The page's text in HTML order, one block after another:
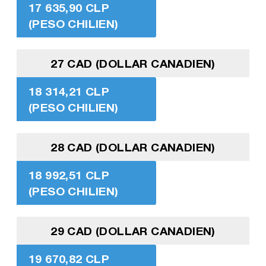
17 635,90 CLP
(PESO CHILIEN)
27 CAD (DOLLAR CANADIEN)
18 314,21 CLP
(PESO CHILIEN)
28 CAD (DOLLAR CANADIEN)
18 992,51 CLP
(PESO CHILIEN)
29 CAD (DOLLAR CANADIEN)
19 670,82 CLP